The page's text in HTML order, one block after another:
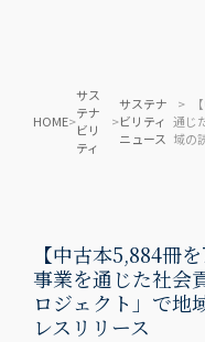
HOME>
サス
テナ
ビリ
ティ
>
サステナ
ビリティ
ニュース
> 【
通じ
域の
【中古本5,884冊
事業を通じた社会
ロジェクト」で地
レスリリース